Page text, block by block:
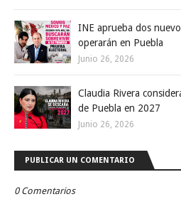
INE aprueba dos
operarán en Puebla
Junio 26, 2026
Claudia Rivera
de Puebla en 2027
Junio 26, 2026
PUBLICAR UN COMENTARIO
0 Comentarios